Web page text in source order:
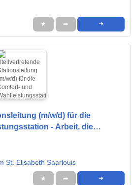
★ ➦ ➜
(m/w/d) für die
- Arbeit, die
St. Elisabeth Saarlouis
★ ➦ ➜